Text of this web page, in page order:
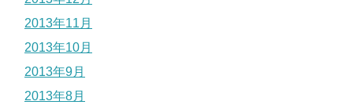
2013年11月
2013年10月
2013年9月
2013年8月